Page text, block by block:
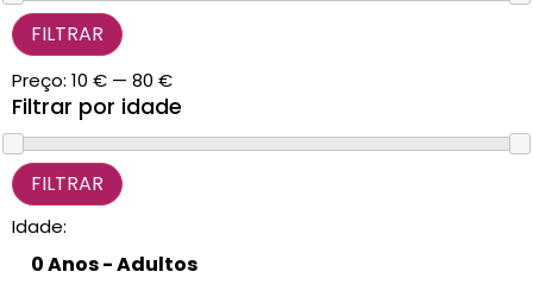
FILTRAR
Preço: 10 € — 80 €
Filtrar por idade
Idade: